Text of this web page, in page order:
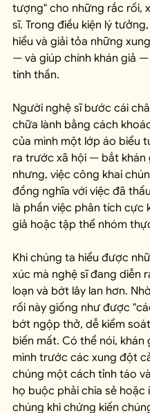
tượng" cho những rắc rối,
sĩ. Trong điều kiện lý
hiểu và giải tỏa những
— và giúp chính khán giả
tinh thần.
Người nghệ sĩ bước cái
chữa lành bằng cách
của mình một lớp áo biểu
ra trước xã hội — bắt khán
nhưng, việc công khai
đồng nghĩa với việc đã
là phần việc phân tích cực
giả hoặc tập thể nhóm
Khi chúng ta hiểu được
xúc mà nghệ sĩ đang diễn
loạn và bớt lây lan hơn.
rối này giống như được
bớt ngộp thở, dễ kiểm
biến mất. Có thể nói, khán
mình trước các xung đột
chúng một cách tỉnh táo
họ buộc phải chia sẻ
chúng khi chứng kiến